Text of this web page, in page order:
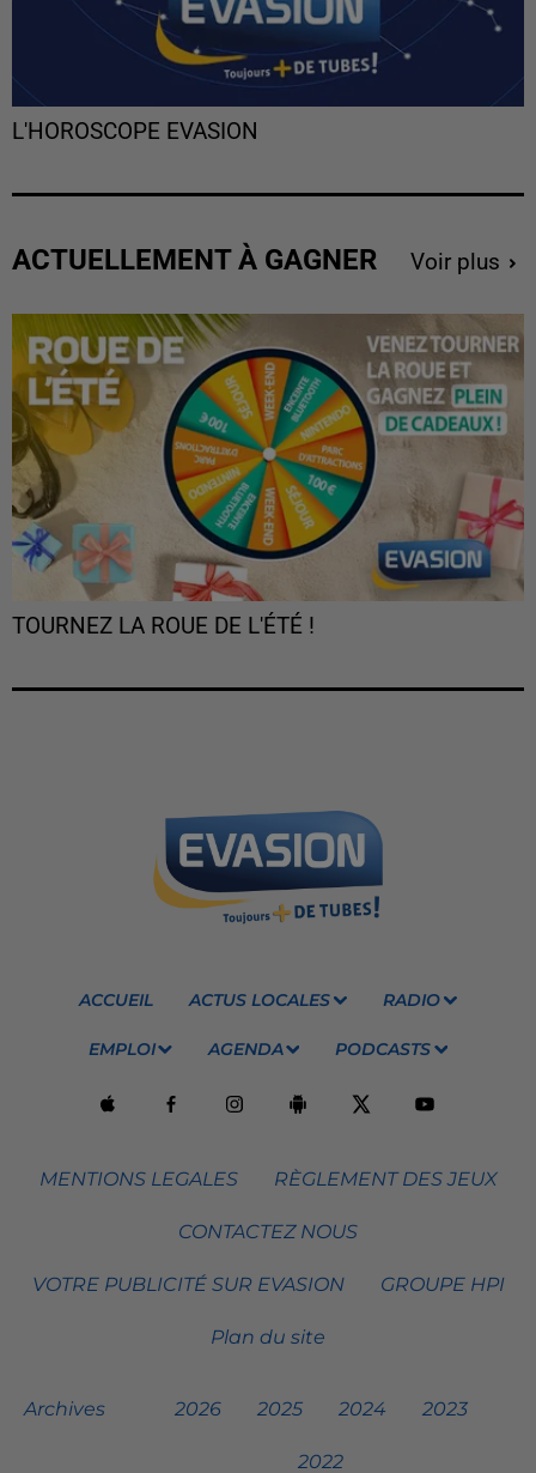
L'HOROSCOPE EVASION
ACTUELLEMENT À GAGNER Voir plus
TOURNEZ LA ROUE DE L'ÉTÉ !
ACCUEIL ACTUS LOCALES RADIO
EMPLOI AGENDA PODCASTS
MENTIONS LEGALES RÈGLEMENT DES JEUX
CONTACTEZ NOUS
VOTRE PUBLICITÉ SUR EVASION GROUPE HPI
Plan du site
Archives 2026 2025 2024 2023
2022